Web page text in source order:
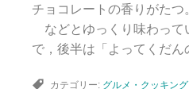
チョコレートの香りがたつ
などとゆっくり味わって
で，後半は「よってくだん
カテゴリー: グルメ・クッキング